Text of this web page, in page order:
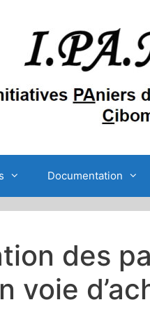
Documentation
des
voie